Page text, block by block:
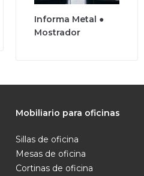
Informa Metal ●
Mostrador
Mobiliario para oficinas
Sillas de oficina
Mesas de oficina
Cortinas de oficina